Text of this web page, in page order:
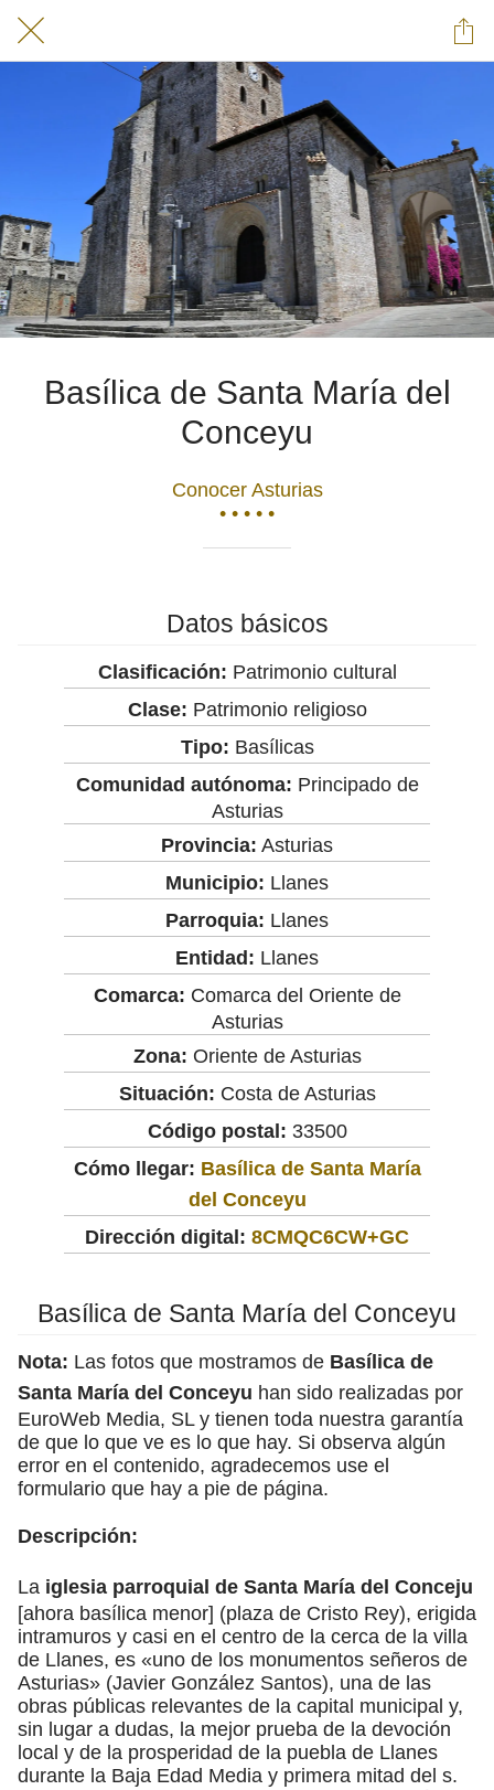
Basílica de Santa María del
Conceyu
Conocer Asturias
• • • • •
Datos básicos
Clasificación: Patrimonio cultural
Clase: Patrimonio religioso
Tipo: Basílicas
Comunidad autónoma: Principado de
Asturias
Provincia: Asturias
Municipio: Llanes
Parroquia: Llanes
Entidad: Llanes
Comarca: Comarca del Oriente de
Asturias
Zona: Oriente de Asturias
Situación: Costa de Asturias
Código postal: 33500
Cómo llegar: Basílica de Santa María
del Conceyu
Dirección digital: 8CMQC6CW+GC
Basílica de Santa María del Conceyu
Nota: Las fotos que mostramos de Basílica de
Santa María del Conceyu han sido realizadas por
EuroWeb Media, SL y tienen toda nuestra garantía
de que lo que ve es lo que hay. Si observa algún
error en el contenido, agradecemos use el
formulario que hay a pie de página.
Descripción:
La iglesia parroquial de Santa María del Conceju
[ahora basílica menor] (plaza de Cristo Rey), erigida
intramuros y casi en el centro de la cerca de la villa
de Llanes, es «uno de los monumentos señeros de
Asturias» (Javier González Santos), una de las
obras públicas relevantes de la capital municipal y,
sin lugar a dudas, la mejor prueba de la devoción
local y de la prosperidad de la puebla de Llanes
durante la Baja Edad Media y primera mitad del s.